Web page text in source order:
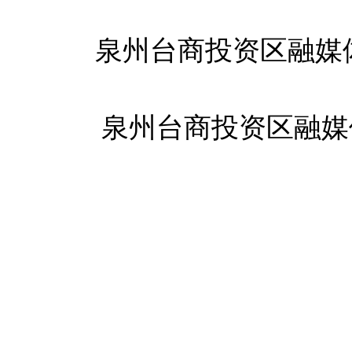
泉州台商投资区融
泉州台商投资区融